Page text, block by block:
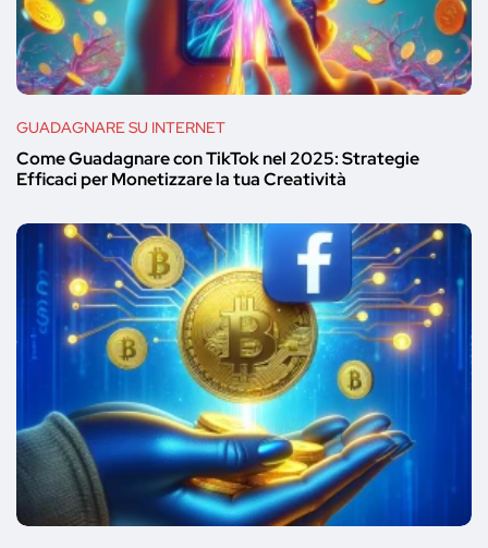
GUADAGNARE SU INTERNET
Come Guadagnare con TikTok nel 2025: Strategie
Efficaci per Monetizzare la tua Creatività